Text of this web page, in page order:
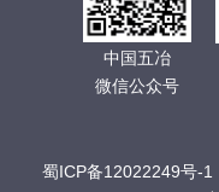
中国五冶
微信公众号
蜀ICP备12022249号-1